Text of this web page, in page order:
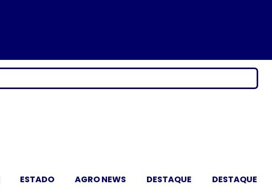
ESTADO AGRO NEWS DESTAQUE DESTAQUE